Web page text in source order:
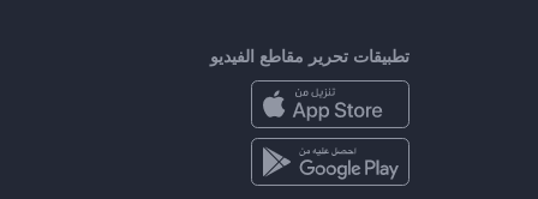
تطبيقات تحرير مقاطع الفيديو